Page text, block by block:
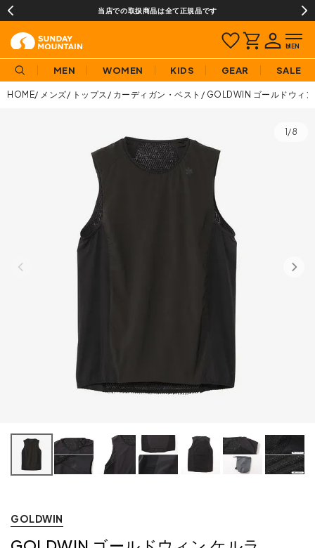
当店での取扱商品は全て正規品です
MEN WOMEN KIDS GEAR SALE
HOME メンズ トップス カーディガン・ベスト GOLDWIN ゴールドウィ
1/8
GOLDWIN